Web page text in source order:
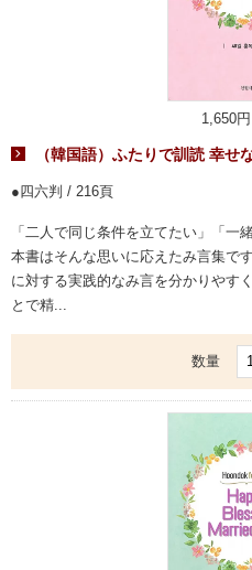
1,650
（韓国語）ふたりで訓読 幸せ
四六判 / 216頁
「二人で同じ条件を立てたい」「一
本書はそんな思いに応えたみ言集で
に対する実践的なみ言を分かりやす
とで精...
数量